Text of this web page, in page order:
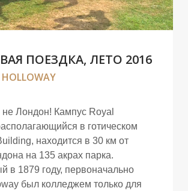
ПОЕЗДКА, ЛЕТО 2016
HOLLOWAY
Лондон! Кампус Royal
в готическом
находится в 30 км от
на 135 акрах парка.
в 1879 году, первоначально
был колледжем только для